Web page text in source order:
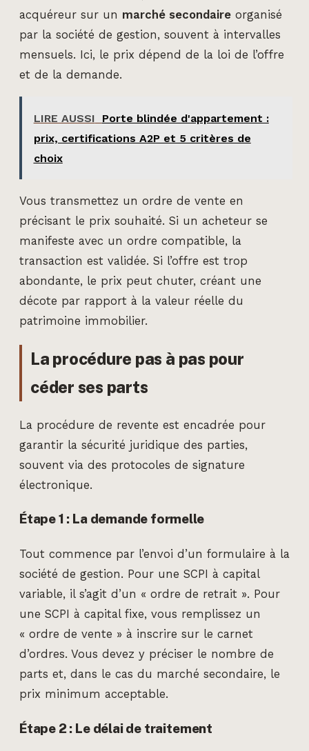
acquéreur sur un marché secondaire organisé
par la société de gestion, souvent à intervalles
mensuels. Ici, le prix dépend de la loi de l’offre
et de la demande.
LIRE AUSSI
Porte blindée d'appartement :
prix, certifications A2P et 5 critères de
choix
Vous transmettez un ordre de vente en
précisant le prix souhaité. Si un acheteur se
manifeste avec un ordre compatible, la
transaction est validée. Si l’offre est trop
abondante, le prix peut chuter, créant une
décote par rapport à la valeur réelle du
patrimoine immobilier.
La procédure pas à pas pour
céder ses parts
La procédure de revente est encadrée pour
garantir la sécurité juridique des parties,
souvent via des protocoles de signature
électronique.
Étape 1 : La demande formelle
Tout commence par l’envoi d’un formulaire à la
société de gestion. Pour une SCPI à capital
variable, il s’agit d’un « ordre de retrait ». Pour
une SCPI à capital fixe, vous remplissez un
« ordre de vente » à inscrire sur le carnet
d’ordres. Vous devez y préciser le nombre de
parts et, dans le cas du marché secondaire, le
prix minimum acceptable.
Étape 2 : Le délai de traitement